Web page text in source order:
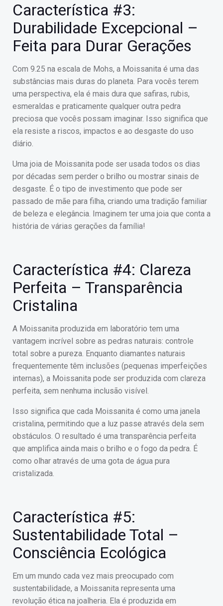
Característica #3:
Durabilidade Excepcional –
Feita para Durar Gerações
Com 9.25 na escala de Mohs, a Moissanita é uma das
substâncias mais duras do planeta. Para vocês terem
uma perspectiva, ela é mais dura que safiras, rubis,
esmeraldas e praticamente qualquer outra pedra
preciosa que vocês possam imaginar. Isso significa que
ela resiste a riscos, impactos e ao desgaste do uso
diário.
Uma joia de Moissanita pode ser usada todos os dias
por décadas sem perder o brilho ou mostrar sinais de
desgaste. É o tipo de investimento que pode ser
passado de mãe para filha, criando uma tradição familiar
de beleza e elegância. Imaginem ter uma joia que conta a
história de várias gerações da família!
Característica #4: Clareza
Perfeita – Transparência
Cristalina
A Moissanita produzida em laboratório tem uma
vantagem incrível sobre as pedras naturais: controle
total sobre a pureza. Enquanto diamantes naturais
frequentemente têm inclusões (pequenas imperfeições
internas), a Moissanita pode ser produzida com clareza
perfeita, sem nenhuma inclusão visível.
Isso significa que cada Moissanita é como uma janela
cristalina, permitindo que a luz passe através dela sem
obstáculos. O resultado é uma transparência perfeita
que amplifica ainda mais o brilho e o fogo da pedra. É
como olhar através de uma gota de água pura
cristalizada.
Característica #5:
Sustentabilidade Total –
Consciência Ecológica
Em um mundo cada vez mais preocupado com
sustentabilidade, a Moissanita representa uma
revolução ética na joalheria. Ela é produzida em